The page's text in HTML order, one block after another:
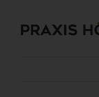
Inhalt